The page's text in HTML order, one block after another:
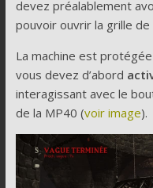
mode
zombie
de
Call
of
Duty
devez préalablement
pouvoir ouvrir la grille de
La machine est
vous devez d’abord
interagissant avec le
de la MP40 (voir image).